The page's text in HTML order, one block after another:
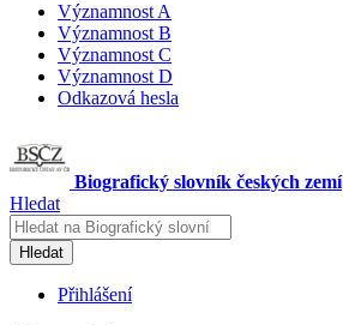
Významnost A
Významnost B
Významnost C
Významnost D
Odkazová hesla
Biografický slovník českých zemí
Hledat
Hledat
Přihlášení